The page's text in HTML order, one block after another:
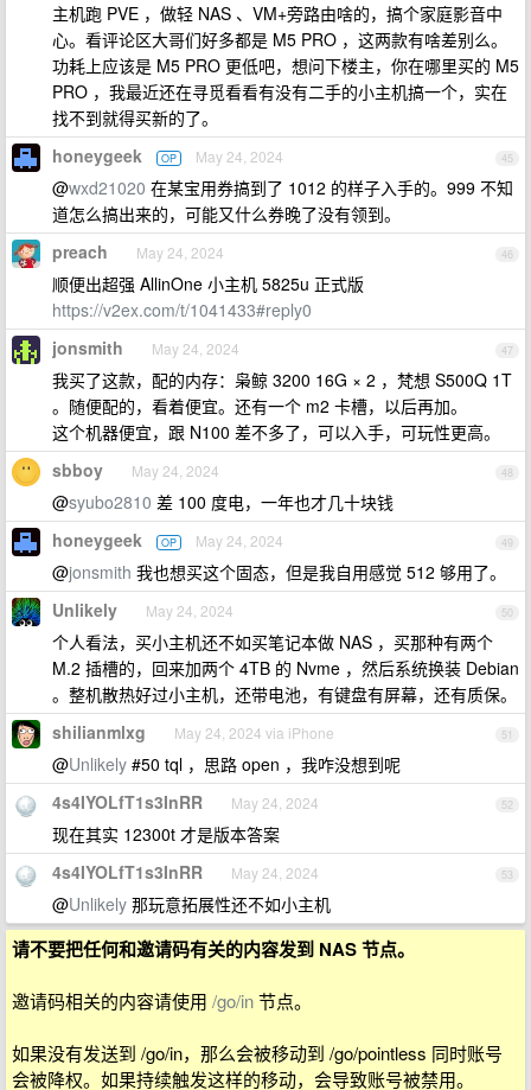
主机跑 PVE ，做轻 NAS 、VM+旁路由啥的，搞个家庭影音中
心。看评论区大哥们好多都是 M5 PRO ，这两款有啥差别么。
功耗上应该是 M5 PRO 更低吧，想问下楼主，你在哪里买的 M5
PRO ，我最近还在寻觅看看有没有二手的小主机搞一个，实在
找不到就得买新的了。
45
honeygeek OP May 24, 2024
@wxd21020 在某宝用券搞到了 1012 的样子入手的。999 不知
道怎么搞出来的，可能又什么券晚了没有领到。
46
preach May 24, 2024
顺便出超强 AllinOne 小主机 5825u 正式版
https://v2ex.com/t/1041433#reply0
47
jonsmith May 24, 2024
我买了这款，配的内存：枭鲸 3200 16G × 2 ，梵想 S500Q 1T
。随便配的，看着便宜。还有一个 m2 卡槽，以后再加。
这个机器便宜，跟 N100 差不多了，可以入手，可玩性更高。
48
sbboy May 24, 2024
@syubo2810 差 100 度电，一年也才几十块钱
49
honeygeek OP May 24, 2024
@jonsmith 我也想买这个固态，但是我自用感觉 512 够用了。
50
Unlikely May 24, 2024
个人看法，买小主机还不如买笔记本做 NAS ，买那种有两个
M.2 插槽的，回来加两个 4TB 的 Nvme ，然后系统换装 Debian
。整机散热好过小主机，还带电池，有键盘有屏幕，还有质保。
51
shilianmlxg May 24, 2024 via iPhone
@Unlikely #50 tql ，思路 open ，我咋没想到呢
52
4s4IYOLfT1s3InRR May 24, 2024
现在其实 12300t 才是版本答案
53
4s4IYOLfT1s3InRR May 24, 2024
@Unlikely 那玩意拓展性还不如小主机
请不要把任何和邀请码有关的内容发到 NAS 节点。
邀请码相关的内容请使用 /go/in节点。
如果没有发送到 /go/in，那么会被移动到 /go/pointless 同时账号
会被降权。如果持续触发这样的移动，会导致账号被禁用。